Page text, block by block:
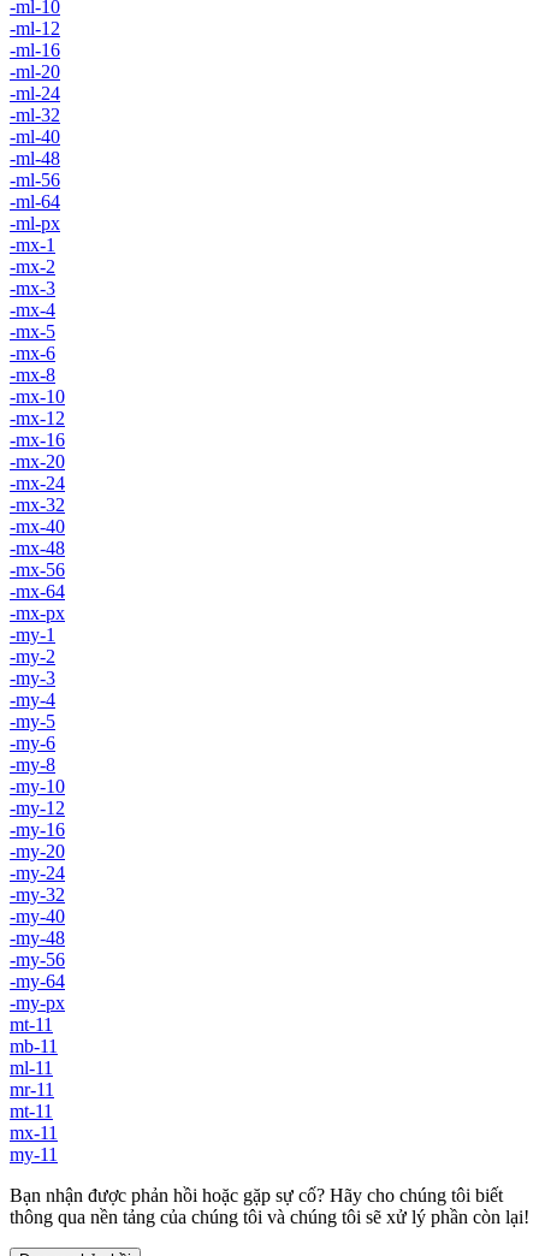
-ml-10
-ml-12
-ml-16
-ml-20
-ml-24
-ml-32
-ml-40
-ml-48
-ml-56
-ml-64
-ml-px
-mx-1
-mx-2
-mx-3
-mx-4
-mx-5
-mx-6
-mx-8
-mx-10
-mx-12
-mx-16
-mx-20
-mx-24
-mx-32
-mx-40
-mx-48
-mx-56
-mx-64
-mx-px
-my-1
-my-2
-my-3
-my-4
-my-5
-my-6
-my-8
-my-10
-my-12
-my-16
-my-20
-my-24
-my-32
-my-40
-my-48
-my-56
-my-64
-my-px
mt-11
mb-11
ml-11
mr-11
mt-11
mx-11
my-11
Bạn nhận được phản hồi hoặc gặp sự cố? Hãy cho chúng tôi biết
thông qua nền tảng của chúng tôi và chúng tôi sẽ xử lý phần còn lại!